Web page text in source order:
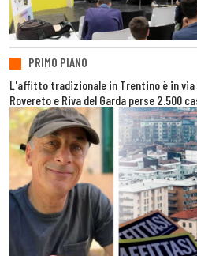
PRIMO PIANO
L'affitto tradizionale in Trentino è in
Rovereto e Riva del Garda perse 2.500